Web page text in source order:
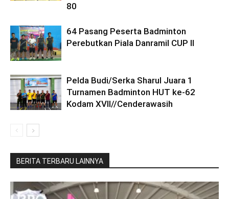
80
64 Pasang Peserta Badminton
Perebutkan Piala Danramil CUP II
Pelda Budi/Serka Sharul Juara 1
Turnamen Badminton HUT ke-62
Kodam XVII//Cenderawasih
BERITA TERBARU LAINNYA